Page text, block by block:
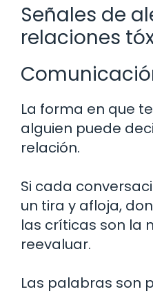
Señales de
relaciones
La forma en que
alguien puede
relación.
Si cada
un tira y afloja,
las críticas son la
reevaluar.
Las palabras son